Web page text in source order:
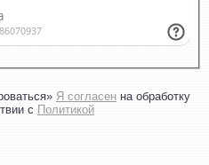
Я согласен на обработку
с Политикой